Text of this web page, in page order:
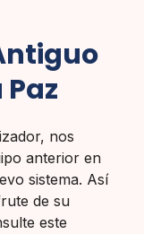
Paz
nos
anterior en
sistema. Así
de su
este